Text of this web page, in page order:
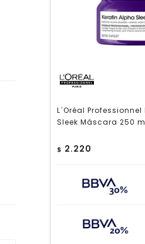
L´Oréal
Sleek Máscara 250
$ 2.220